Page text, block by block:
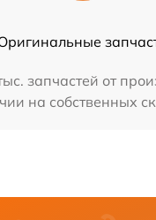
запчастей от
на собственных